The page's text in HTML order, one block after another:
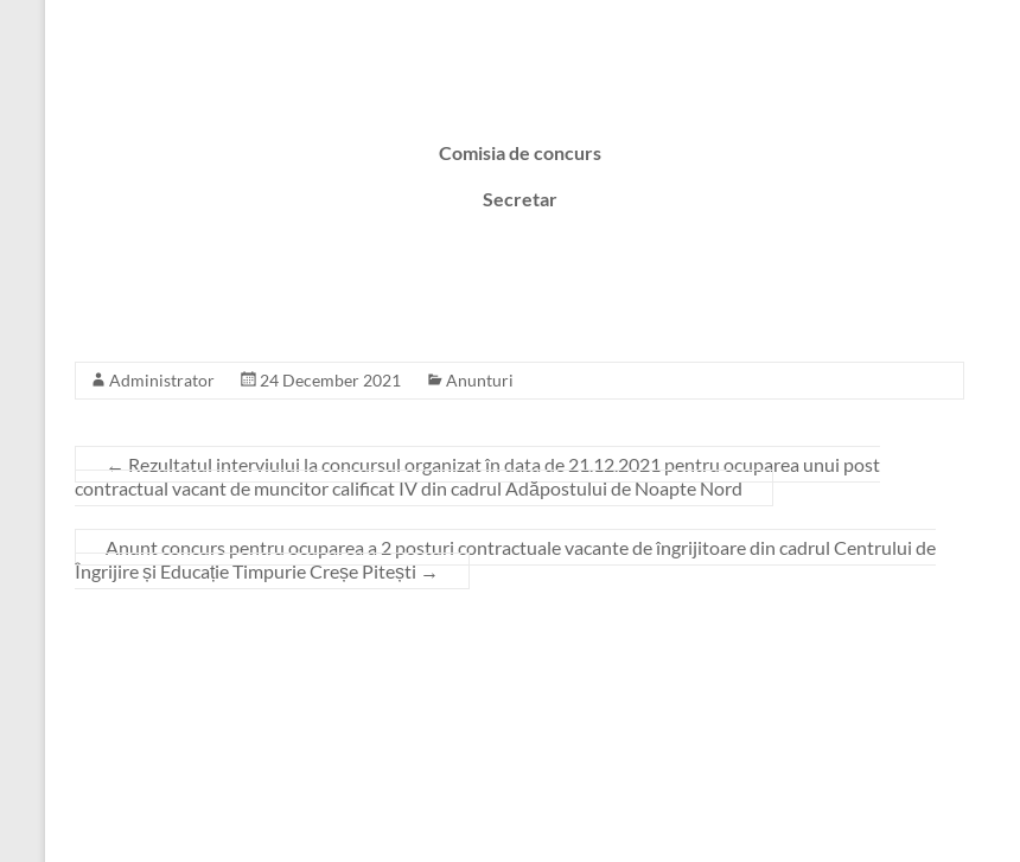
Comisia de concurs
Secretar
Administrator 24 December 2021 Anunturi
← Rezultatul interviului la concursul organizat în data de 21.12.2021 pentru ocuparea unui post
contractual vacant de muncitor calificat IV din cadrul Adăpostului de Noapte Nord
Anunt concurs pentru ocuparea a 2 posturi contractuale vacante de îngrijitoare din cadrul Centrului de
Îngrijire și Educație Timpurie Creșe Pitești →